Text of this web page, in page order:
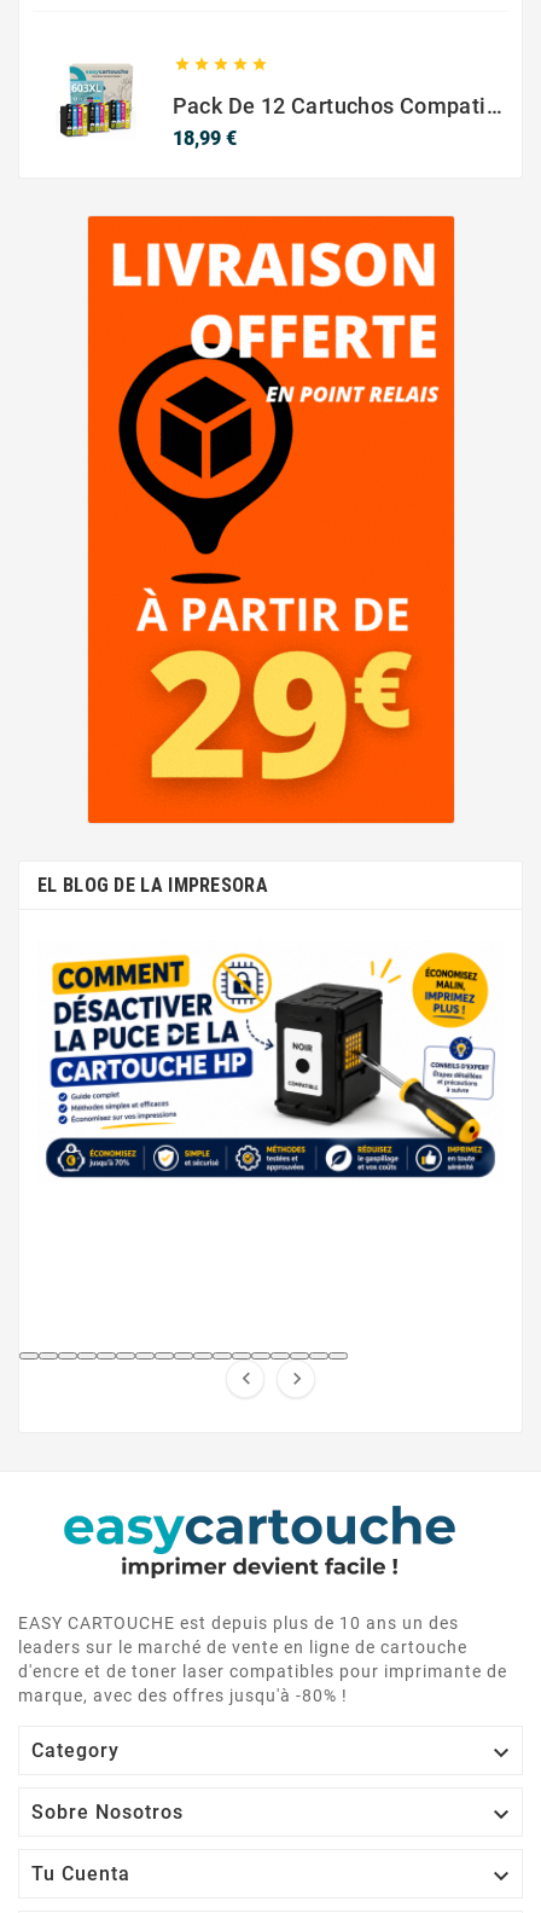
    
Pack De 12 Cartuchos Compatibles EPSON 603XL
18,99 €Precio
EL BLOG DE LA IMPRESORA
 
EASY CARTOUCHE est depuis plus de 10 ans un des
leaders sur le marché de vente en ligne de cartouche
d'encre et de toner laser compatibles pour imprimante de
marque, avec des offres jusqu'à -80% !
Category 
Sobre Nosotros 
Tu Cuenta 